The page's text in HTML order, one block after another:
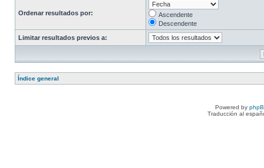
Ordenar resultados por:
Ascendente
Descendente
Limitar resultados previos a:
Índice general
Powered by
Traducción al